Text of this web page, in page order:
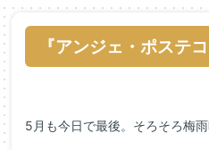
『アンジェ・ポステ
5月も今日で最後。そろそろ梅雨